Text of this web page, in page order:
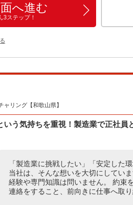
へ進む
3ステップ！
リング【和歌山県】
う気持ちを重視！製造業で正社員
「製造業に挑戦したい」「安定した
当社は、そんな想いを大切にしていま
経験や専門知識は問いません。 約束
連絡をすること、前向きに仕事へ取